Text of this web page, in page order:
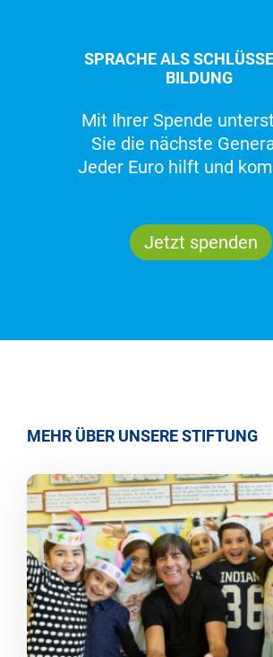
SPRACHE ALS
BILDUNG
Mit Ihrer Spende
Sie die nächste
Jeder Euro hilft und
Jetzt spenden
MEHR ÜBER UNSERE STIFTUNG